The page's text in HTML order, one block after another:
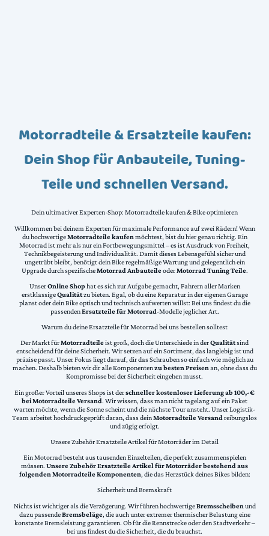
Motorradteile & Ersatzteile kaufen:
Dein Shop für Anbauteile, Tuning-
Teile und schnellen Versand.
Dein ultimativer Experten-Shop: Motorradteile kaufen & Bike optimieren
Willkommen bei deinem Experten für maximale Performance auf zwei Rädern! Wenn
du hochwertigeMotorradteile kaufen möchtest, bist du hier genau richtig. Ein
Motorrad ist mehr als nur ein Fortbewegungsmittel – es ist Ausdruck von Freiheit,
Technikbegeisterung und Individualität. Damit dieses Lebensgefühl sicher und
ungetrübt bleibt, benötigt dein Bike regelmäßige Wartung und gelegentlich ein
Upgrade durch spezifischeMotorrad AnbauteileoderMotorrad Tuning Teile.
UnserOnline Shophat es sich zur Aufgabe gemacht, Fahrern aller Marken
erstklassigeQualitätzu bieten. Egal, ob du eine Reparatur in der eigenen Garage
planst oder dein Bike optisch und technisch aufwerten willst: Bei uns findest du die
passendenErsatzteile für Motorrad-Modelle jeglicher Art.
Warum du deine Ersatzteile für Motorrad bei uns bestellen solltest
Der Markt fürMotorradteileist groß, doch die Unterschiede in derQualitätsind
entscheidend für deine Sicherheit. Wir setzen auf ein Sortiment, das langlebig ist und
präzise passt. Unser Fokus liegt darauf, dir das Schrauben so einfach wie möglich zu
machen. Deshalb bieten wir dir alle Komponentenzu besten Preisenan, ohne dass du
Kompromisse bei der Sicherheit eingehen musst.
Ein großer Vorteil unseres Shops ist derschneller kostenloser Lieferung ab 100,-€
bei Motorradteile Versand. Wir wissen, dass man nicht tagelang auf ein Paket
warten möchte, wenn die Sonne scheint und die nächste Tour ansteht. Unser Logistik-
Team arbeitet hochdruckgeprüft daran, dass deinMotorradteile Versand reibungslos
und zügig erfolgt.
Unsere Zubehör Ersatzteile Artikel für Motorräder im Detail
Ein Motorrad besteht aus tausenden Einzelteilen, die perfekt zusammenspielen
müssen. Unsere Zubehör Ersatzteile Artikel für Motorräder bestehend aus
folgenden Motorradteile Komponenten, die das Herzstück deines Bikes bilden:
Sicherheit und Bremskraft
Nichts ist wichtiger als die Verzögerung. Wir führen hochwertigeBremsscheiben und
dazu passendeBremsbeläge, die auch unter extremer thermischer Belastung eine
konstante Bremsleistung garantieren. Ob für die Rennstrecke oder den Stadtverkehr –
bei uns findest du die Sicherheit, die du brauchst.